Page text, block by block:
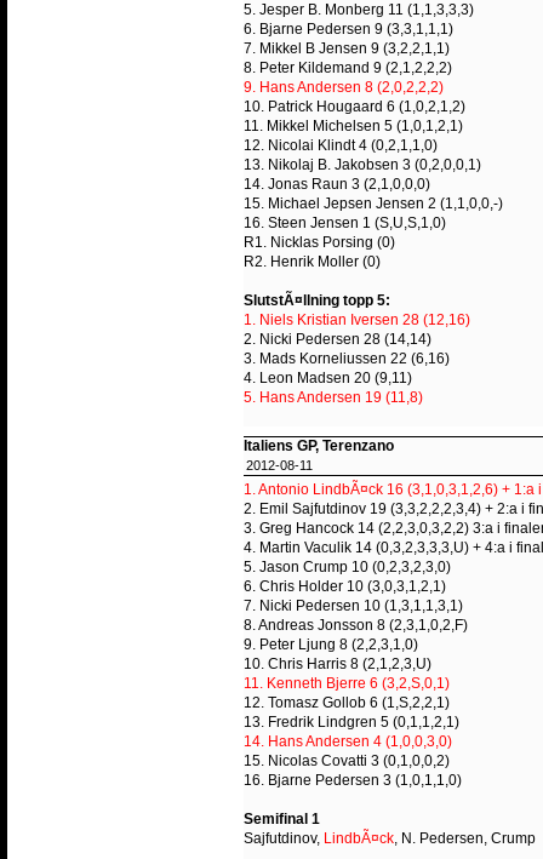
5. Jesper B. Monberg 11 (1,1,3,3,3)
6. Bjarne Pedersen 9 (3,3,1,1,1)
7. Mikkel B Jensen 9 (3,2,2,1,1)
8. Peter Kildemand 9 (2,1,2,2,2)
9. Hans Andersen 8 (2,0,2,2,2)
10. Patrick Hougaard 6 (1,0,2,1,2)
11. Mikkel Michelsen 5 (1,0,1,2,1)
12. Nicolai Klindt 4 (0,2,1,1,0)
13. Nikolaj B. Jakobsen 3 (0,2,0,0,1)
14. Jonas Raun 3 (2,1,0,0,0)
15. Michael Jepsen Jensen 2 (1,1,0,0,-)
16. Steen Jensen 1 (S,U,S,1,0)
R1. Nicklas Porsing (0)
R2. Henrik Moller (0)
SlutstÃ¤llning topp 5:
1. Niels Kristian Iversen 28 (12,16)
2. Nicki Pedersen 28 (14,14)
3. Mads Korneliussen 22 (6,16)
4. Leon Madsen 20 (9,11)
5. Hans Andersen 19 (11,8)
Italiens GP, Terenzano
2012-08-11
1. Antonio LindbÃ¤ck 16 (3,1,0,3,1,2,6) + 1:a
2. Emil Sajfutdinov 19 (3,3,2,2,2,3,4) + 2:a i
3. Greg Hancock 14 (2,2,3,0,3,2,2) 3:a i
4. Martin Vaculik 14 (0,3,2,3,3,3,U) + 4:a i
5. Jason Crump 10 (0,2,3,2,3,0)
6. Chris Holder 10 (3,0,3,1,2,1)
7. Nicki Pedersen 10 (1,3,1,1,3,1)
8. Andreas Jonsson 8 (2,3,1,0,2,F)
9. Peter Ljung 8 (2,2,3,1,0)
10. Chris Harris 8 (2,1,2,3,U)
11. Kenneth Bjerre 6 (3,2,S,0,1)
12. Tomasz Gollob 6 (1,S,2,2,1)
13. Fredrik Lindgren 5 (0,1,1,2,1)
14. Hans Andersen 4 (1,0,0,3,0)
15. Nicolas Covatti 3 (0,1,0,0,2)
16. Bjarne Pedersen 3 (1,0,1,1,0)
Semifinal 1
Sajfutdinov, LindbÃ¤ck, N. Pedersen, Crump